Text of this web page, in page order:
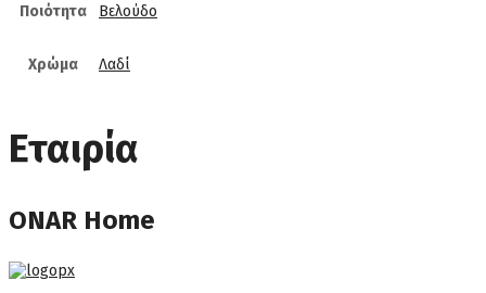
Ποιότητα Βελούδο
Χρώμα Λαδί
Εταιρία
ONAR Home